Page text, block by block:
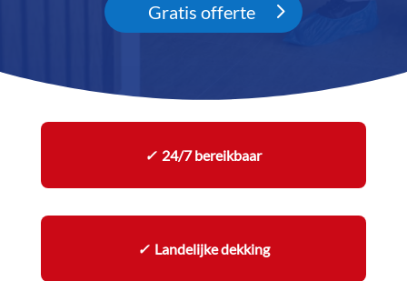
Gratis offerte
✓24/7 bereikbaar
✓ Landelijke dekking